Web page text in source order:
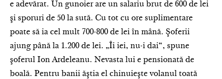
e adevărat. Un gunoier are un salariu brut de 600 de lei
şi sporuri de 50 la sută. Cu tot cu ore suplimentare
poate să ia cel mult 700-800 de lei în mână. Şoferii
ajung până la 1.200 de lei. „Îi iei, nu-i dai“, spune
şoferul Ion Ardeleanu. Nevasta lui e pensionată de
boală. Pentru banii ăştia el chinuieşte volanul toată